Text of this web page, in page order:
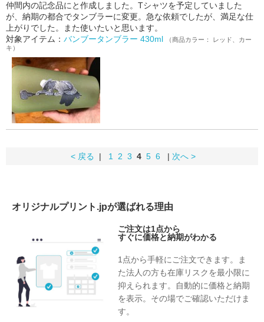
仲間内の記念品にと作成しました。Tシャツを予定していました
が、納期の都合でタンブラーに変更。急な依頼でしたが、満足な仕
上がりでした。また使いたいと思います。
対象アイテム： バンブータンブラー 430ml
（商品カラー： レッド、カー
キ）
< 戻る | 1 2 3 4 5 6 | 次へ >
オリジナルプリント.jpが選ばれる理由
ご注文は1点から
すぐに価格と納期がわかる
1点から手軽にご注文できます。ま
た法人の方も在庫リスクを最小限に
抑えられます。自動的に価格と納期
を表示。その場でご確認いただけま
す。